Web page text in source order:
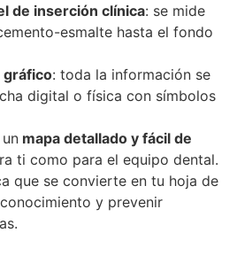
de inserción clínica: se mide
esmalte hasta el fondo
gráfico: toda la información se
digital o física con símbolos
mapa detallado y fácil de
ti como para el equipo dental.
que se convierte en tu hoja de
y prevenir